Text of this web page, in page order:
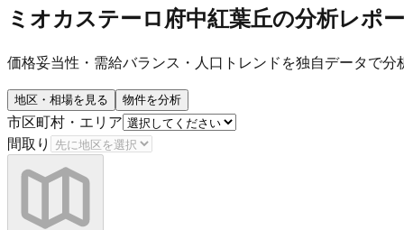
ミオカステーロ府中紅葉丘の分析レポ
価格妥当性・需給バランス・人口トレンドを独自データで分
地区・相場を見る 物件を分析
市区町村・エリア
間取り